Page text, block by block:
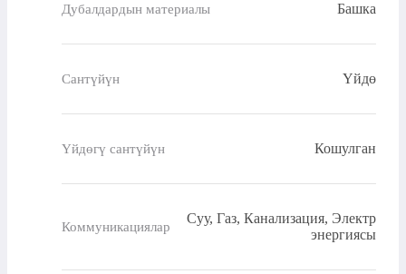
Дубалдардын материалы Башка
Сантүйүн Үйдө
Үйдөгү сантүйүн Кошулган
Коммуникациялар
Суу, Газ, Канализация, Электр
энергиясы